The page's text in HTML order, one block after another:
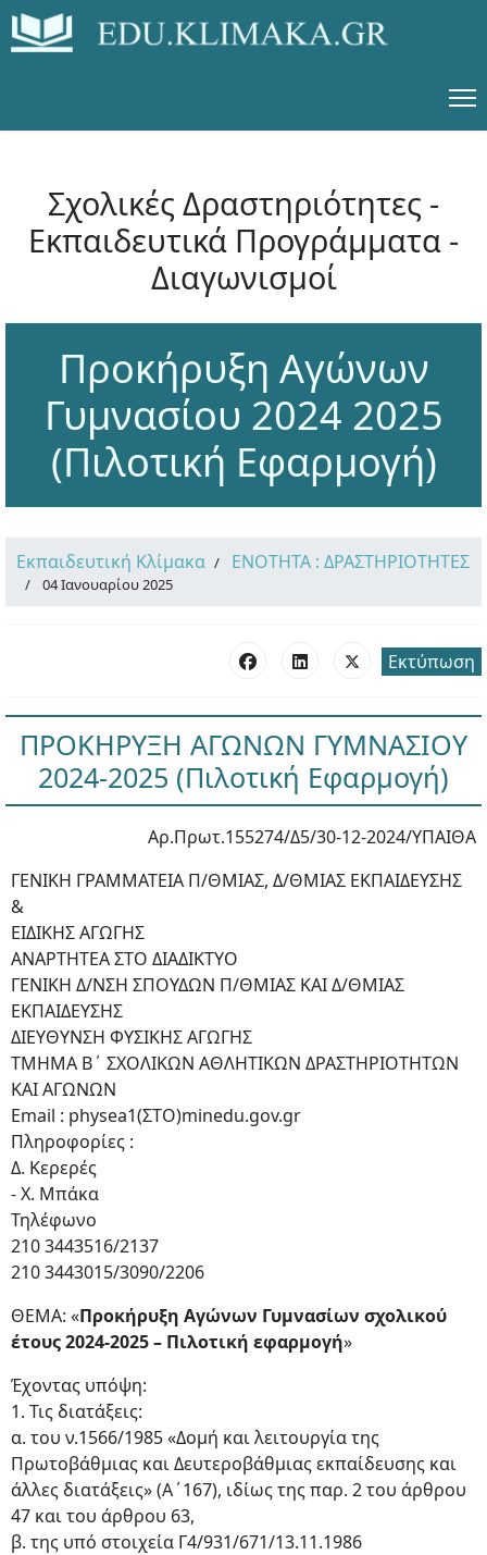
Σχολικές Δραστηριότητες -
Εκπαιδευτικά Προγράμματα -
Διαγωνισμοί
Προκήρυξη Αγώνων
Γυμνασίου 2024 2025
(Πιλοτική Εφαρμογή)
Εκπαιδευτική Κλίμακα ΕΝΟΤΗΤΑ : ΔΡΑΣΤΗΡΙΟΤΗΤΕΣ
04 Ιανουαρίου 2025
Εκτύπωση
ΠΡΟΚΗΡΥΞΗ ΑΓΩΝΩΝ ΓΥΜΝΑΣΙΟΥ
2024-2025 (Πιλοτική Εφαρμογή)
Αρ.Πρωτ.155274/Δ5/30-12-2024/ΥΠΑΙΘΑ
ΓΕΝΙΚΗ ΓΡΑΜΜΑΤΕΙΑ Π/ΘΜΙΑΣ, Δ/ΘΜΙΑΣ ΕΚΠΑΙΔΕΥΣΗΣ
&
ΕΙΔΙΚΗΣ ΑΓΩΓΗΣ
ΑΝΑΡΤΗΤΕΑ ΣΤΟ ΔΙΑΔΙΚΤΥΟ
ΓΕΝΙΚΗ Δ/ΝΣΗ ΣΠΟΥΔΩΝ Π/ΘΜΙΑΣ ΚΑΙ Δ/ΘΜΙΑΣ
ΕΚΠΑΙΔΕΥΣΗΣ
ΔΙΕΥΘΥΝΣΗ ΦΥΣΙΚΗΣ ΑΓΩΓΗΣ
ΤΜΗΜΑ Β΄ ΣΧΟΛΙΚΩΝ ΑΘΛΗΤΙΚΩΝ ΔΡΑΣΤΗΡΙΟΤΗΤΩΝ
ΚΑΙ ΑΓΩΝΩΝ
Email : physea1(ΣΤΟ)minedu.gov.gr
Πληροφορίες :
Δ. Κερερές
- Χ. Μπάκα
Τηλέφωνο
210 3443516/2137
210 3443015/3090/2206
ΘΕΜΑ: «Προκήρυξη Αγώνων Γυμνασίων σχολικού
έτους 2024-2025 – Πιλοτική εφαρμογή»
Έχοντας υπόψη:
1. Τις διατάξεις:
α. του ν.1566/1985 «Δομή και λειτουργία της
Πρωτοβάθμιας και Δευτεροβάθμιας εκπαίδευσης και
άλλες διατάξεις» (Α΄167), ιδίως της παρ. 2 του άρθρου
47 και του άρθρου 63,
β. της υπό στοιχεία Γ4/931/671/13.11.1986